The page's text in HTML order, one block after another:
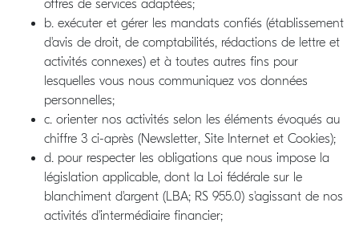
offres de services adaptées;
b. exécuter et gérer les mandats confiés (établissement
d'avis de droit, de comptabilités, rédactions de lettre et
activités connexes) et à toutes autres fins pour
lesquelles vous nous communiquez vos données
personnelles;
c. orienter nos activités selon les éléments évoqués au
chiffre 3 ci-après (Newsletter, Site Internet et Cookies);
d. pour respecter les obligations que nous impose la
législation applicable, dont la Loi fédérale sur le
blanchiment d'argent (LBA; RS 955.0) s'agissant de nos
activités d'intermédiaire financier;